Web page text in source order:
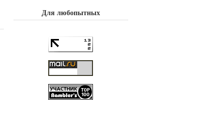
Для любопытных